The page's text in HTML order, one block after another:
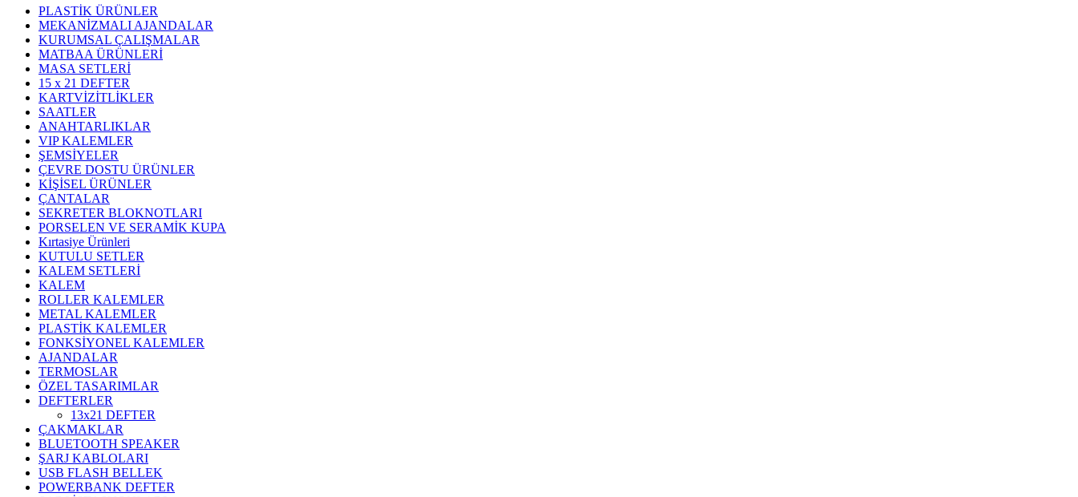
PLASTİK ÜRÜNLER
MEKANİZMALI AJANDALAR
KURUMSAL ÇALIŞMALAR
MATBAA ÜRÜNLERİ
MASA SETLERİ
15 x 21 DEFTER
KARTVİZİTLİKLER
SAATLER
ANAHTARLIKLAR
VIP KALEMLER
ŞEMSİYELER
ÇEVRE DOSTU ÜRÜNLER
KİŞİSEL ÜRÜNLER
ÇANTALAR
SEKRETER BLOKNOTLARI
PORSELEN VE SERAMİK KUPA
Kırtasiye Ürünleri
KUTULU SETLER
KALEM SETLERİ
KALEM
ROLLER KALEMLER
METAL KALEMLER
PLASTİK KALEMLER
FONKSİYONEL KALEMLER
AJANDALAR
TERMOSLAR
ÖZEL TASARIMLAR
DEFTERLER
13x21 DEFTER
ÇAKMAKLAR
BLUETOOTH SPEAKER
ŞARJ KABLOLARI
USB FLASH BELLEK
POWERBANK DEFTER